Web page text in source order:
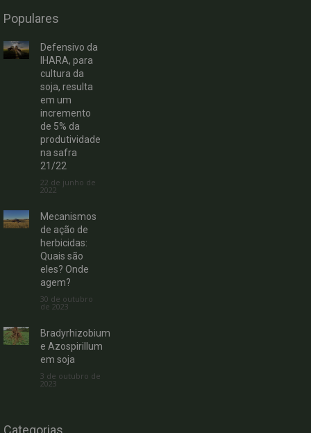
Populares
Defensivo da
IHARA, para
cultura da
soja, resulta
em um
incremento
de 5% da
produtividade
na safra
21/22
22 de junho de
2022
Mecanismos
de ação de
herbicidas:
Quais são
eles? Onde
agem?
30 de outubro
de 2023
Bradyrhizobium
e Azospirillum
em soja
3 de outubro de
2023
Categorias